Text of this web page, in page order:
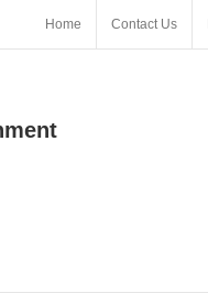
Home Contact Us